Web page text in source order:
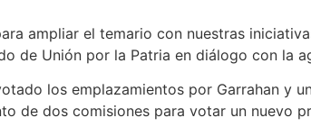
ampliar el temario con nuestras
de Unión por la Patria en diálogo con la
los emplazamientos por Garrahan y
de dos comisiones para votar un nuevo